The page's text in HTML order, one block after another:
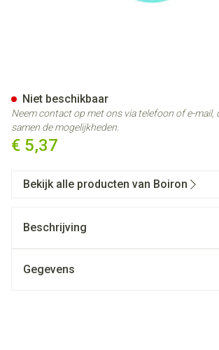
€ 5,37
Niet beschikbaar
Neem contact op met ons via telefoon of e-mail,
samen de mogelijkheden.
Bekijk alle producten van Boiron
Beschrijving
Gegevens